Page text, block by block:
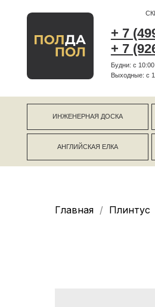
+ 7 (499)
+ 7 (926)
СКИДКИ
Будни: с 10:00 до
Выходные: c 11:00
ИНЖЕНЕРНАЯ ДОСКА
АНГЛИЙСКАЯ ЕЛКА
Главная Плинтус